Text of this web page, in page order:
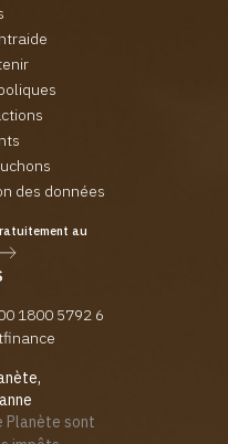
des données
au
1800 5792 6
Planète sont